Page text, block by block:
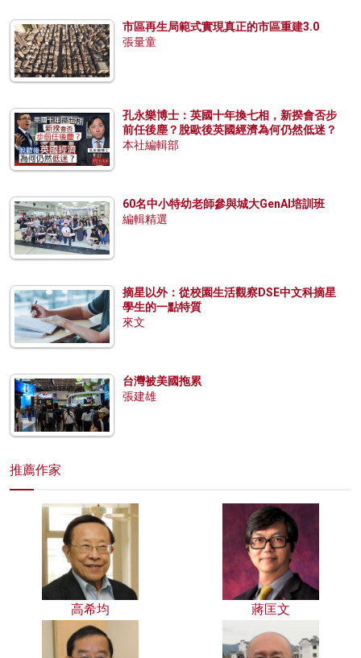
市區再生局範式實現真正的市區重建3.0
張量童
孔永樂博士：英國十年換七相，新揆會否步
前任後塵？脫歐後英國經濟為何仍然低迷？
本社編輯部
60名中小特幼老師參與城大GenAI培訓班
編輯精選
摘星以外：從校園生活觀察DSE中文科摘星
學生的一點特質
來文
台灣被美國拖累
張建雄
推薦作家
高希均 蔣匡文